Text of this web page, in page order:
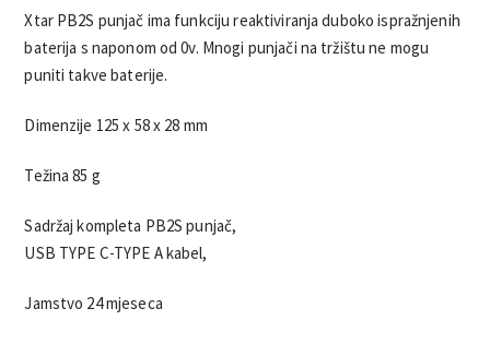
Xtar PB2S punjač ima funkciju reaktiviranja duboko ispražnjenih
baterija s naponom od 0v. Mnogi punjači na tržištu ne mogu
puniti takve baterije.
Dimenzije 125 x 58 x 28 mm
Težina 85 g
Sadržaj kompleta PB2S punjač,
USB TYPE C-TYPE A kabel,
Jamstvo 24 mjeseca